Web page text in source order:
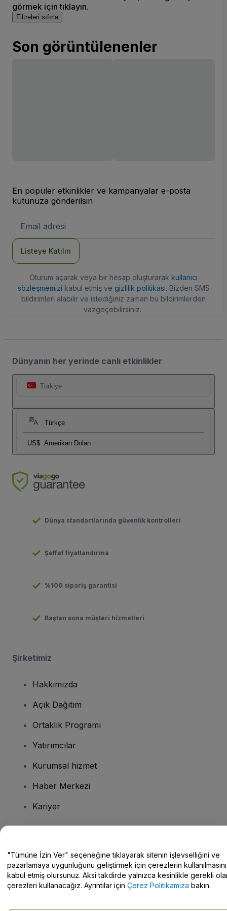
görmek için tıklayın.
Filtreleri sıfırla
Son görüntülenenler
En popüler etkinlikler ve kampanyalar e-posta
kutunuza gönderilsin
posta
Listeye Katılın
Oturum açarak veya bir hesap oluşturarak kullanıcı
sözleşmemizi kabul etmiş ve gizlilik politikası. Bizden SMS
bildirimleri alabilir ve istediğiniz zaman bu bildirimlerden
vazgeçebilirsiniz.
Dünyanın her yerinde canlı etkinlikler
Türkiye
Türkçe
US$ Amerikan Doları
Dünya standartlarında güvenlik kontrolleri
Şeffaf fiyatlandırma
%100 sipariş garantisi
Baştan sona müşteri hizmetleri
Şirketimiz
Hakkımızda
Açık Dağıtım
Ortaklık Programı
Yatırımcılar
Kurumsal hizmet
Haber Merkezi
Kariyer
Yardım Merkezi / Bize Ulaşın
"Tümüne İzin Ver" seçeneğine tıklayarak sitenin işlevselliğini ve
pazarlamaya uygunluğunu geliştirmek için çerezlerin kullanılmasını
kabul etmiş olursunuz. Aksi takdirde yalnızca kesinlikle gerekli
çerezleri kullanacağız. Ayrıntılar için Çerez Politikamıza bakın.